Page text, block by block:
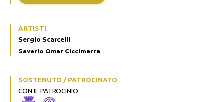
ARTISTI
Sergio Scarcelli
Saverio Omar Ciccimarra
SOSTENUTO / PATROCINATO
CON IL PATROCINIO